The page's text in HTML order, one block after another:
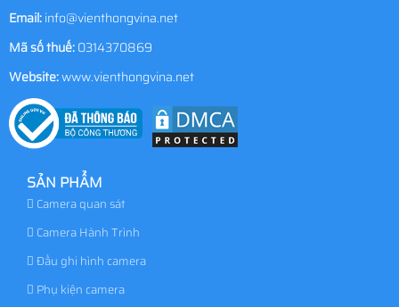
Email:info@vienthongvina.net
Mã số thuế:0314370869
Website:www.vienthongvina.net
SẢN PHẨM
Camera quan sát
Camera Hành Trình
Đầu ghi hình camera
Phụ kiện camera